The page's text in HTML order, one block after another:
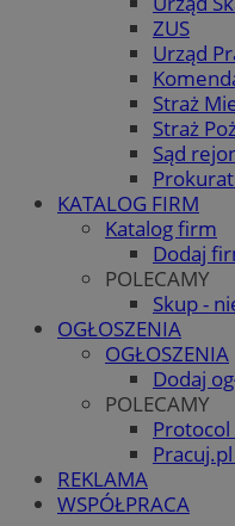
ZUS
Urząd
Straż
Straż
Sąd
KATALOG FIRM
Katalog firm
Dodaj
POLECAMY
Skup -
OGŁOSZENIA
OGŁOSZENIA
Dodaj
POLECAMY
Protocol
REKLAMA
WSPÓŁPRACA